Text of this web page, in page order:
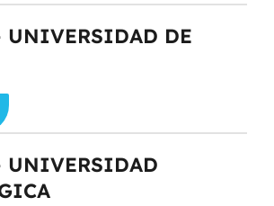
UNIVERSIDAD DE
UNIVERSIDAD